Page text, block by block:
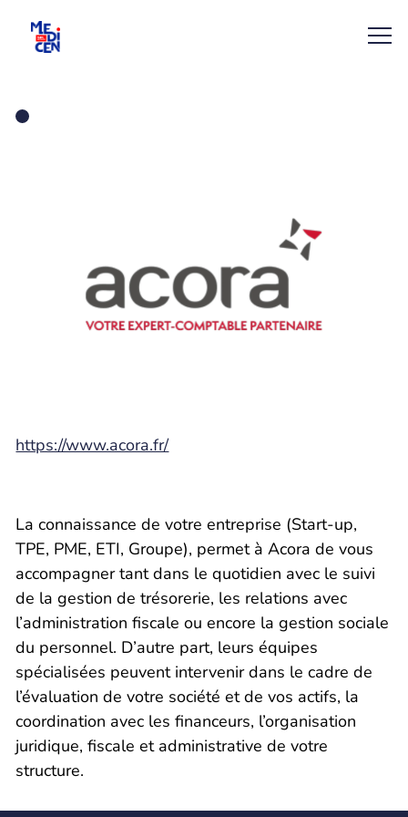
https://www.acora.fr/
La connaissance de votre entreprise (Start-up,
TPE, PME, ETI, Groupe), permet à Acora de vous
accompagner tant dans le quotidien avec le suivi
de la gestion de trésorerie, les relations avec
l’administration fiscale ou encore la gestion sociale
du personnel. D’autre part, leurs équipes
spécialisées peuvent intervenir dans le cadre de
l’évaluation de votre société et de vos actifs, la
coordination avec les financeurs, l’organisation
juridique, fiscale et administrative de votre
structure.